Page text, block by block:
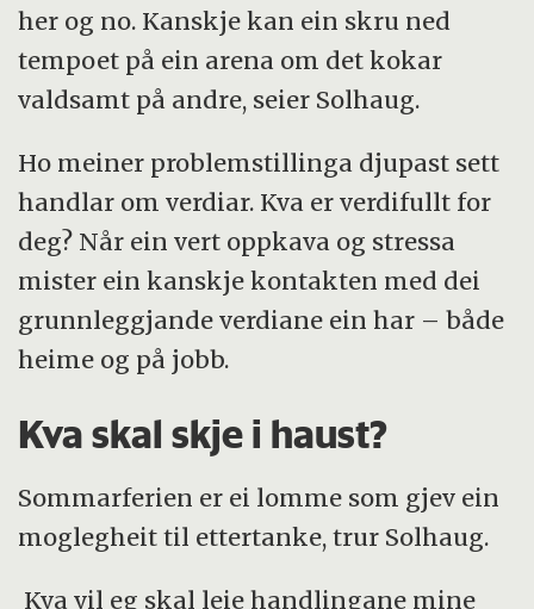
her og no. Kanskje kan ein skru ned
tempoet på ein arena om det kokar
valdsamt på andre, seier Solhaug.
Ho meiner problemstillinga djupast sett
handlar om verdiar. Kva er verdifullt for
deg? Når ein vert oppkava og stressa
mister ein kanskje kontakten med dei
grunnleggjande verdiane ein har – både
heime og på jobb.
Kva skal skje i haust?
Sommarferien er ei lomme som gjev ein
moglegheit til ettertanke, trur Solhaug.
Kva vil eg skal leie handlingane mine